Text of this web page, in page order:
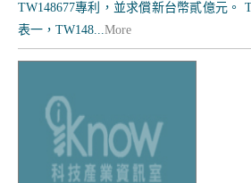
TW148677專利，並求償新台幣貳億元。
表一，TW148...More